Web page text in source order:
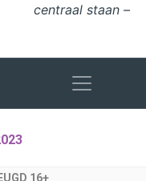
centraal staan –
16+